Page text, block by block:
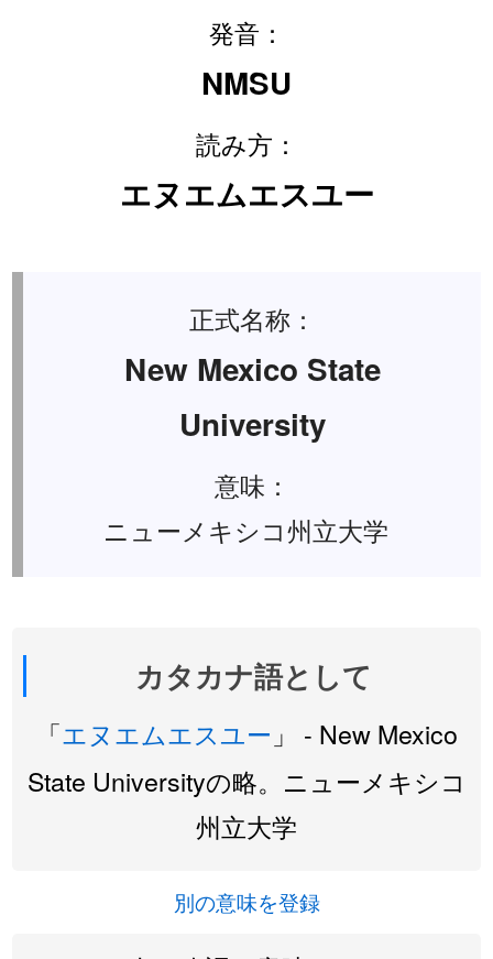
発音：
NMSU
読み方：
エヌエムエスユー
正式名称：
New Mexico State
University
意味：
ニューメキシコ州立大学
カタカナ語として
「エヌエムエスユー 」 - New Mexico
State Universityの略。ニューメキシコ
州立大学
別の意味を登録